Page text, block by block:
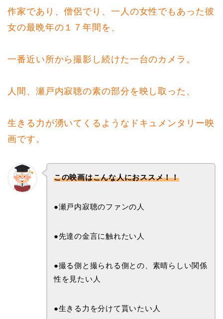
作家であり、僧侶でり、一人の女性でもあった彼
女の最晩年の１７年間を、
一番近い所から撮影し続けた一台のカメラ。
人間、瀬戸内寂聴の素の部分を映し取った、
生きる力が湧いてくるようなドキュメンタリー映
画です。
この映画はこんな人におススメ！！
●瀬戸内寂聴のファンの人
●先達の金言に触れたい人
●撮る側と撮られる側との、素晴らしい関係
性を見たい人
●生きる力を分けて貰いたい人